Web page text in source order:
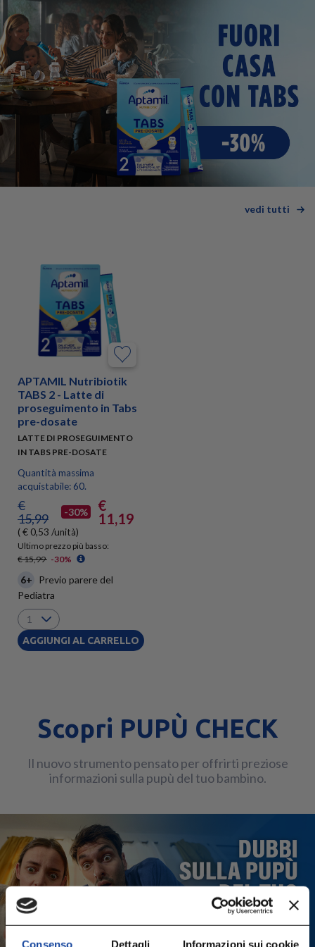
Consenso Dettagli Informazioni sui cookie
vedi tutti
APTAMIL Nutribiotik
TABS 2 - Latte di
proseguimento in Tabs
pre-dosate
LATTE DI PROSEGUIMENTO
IN TABS PRE-DOSATE
Quantità massima
acquistabile: 60.
€
15,99
-30% €
11,19
( € 0,53 /unità)
Ultimo prezzo più basso:
€ 15,99 -30%
6+
Previo parere del
Pediatra
AGGIUNGI AL CARRELLO
Scopri PUPÙ CHECK
Il nuovo strumento pensato per offrirti preziose
informazioni sulla pupù del tuo bambino.